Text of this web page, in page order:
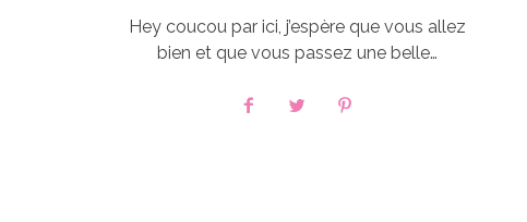
Hey coucou par ici, j’espère que vous allez
bien et que vous passez une belle…